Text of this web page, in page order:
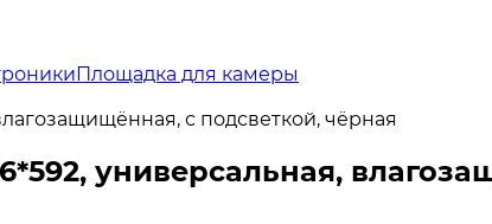
Площадка для камеры
с подсветкой, чёрная
универсальная,